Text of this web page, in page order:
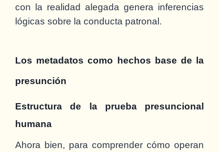
con la realidad alegada genera inferencias
lógicas sobre la conducta patronal.
Los metadatos como hechos base de la
presunción
Estructura de la prueba presuncional
humana
Ahora bien, para comprender cómo operan